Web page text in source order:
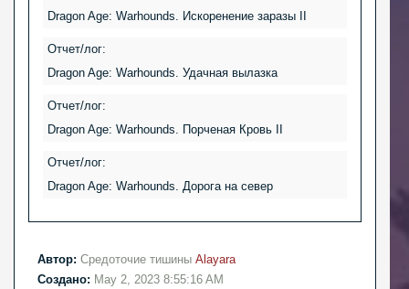
Dragon Age: Warhounds. Искоренение заразы II
Отчет/лог:
Dragon Age: Warhounds. Удачная вылазка
Отчет/лог:
Dragon Age: Warhounds. Порченая Кровь II
Отчет/лог:
Dragon Age: Warhounds. Дорога на север
Автор: Средоточие тишины Alayara
Создано: May 2, 2023 8:55:16 AM